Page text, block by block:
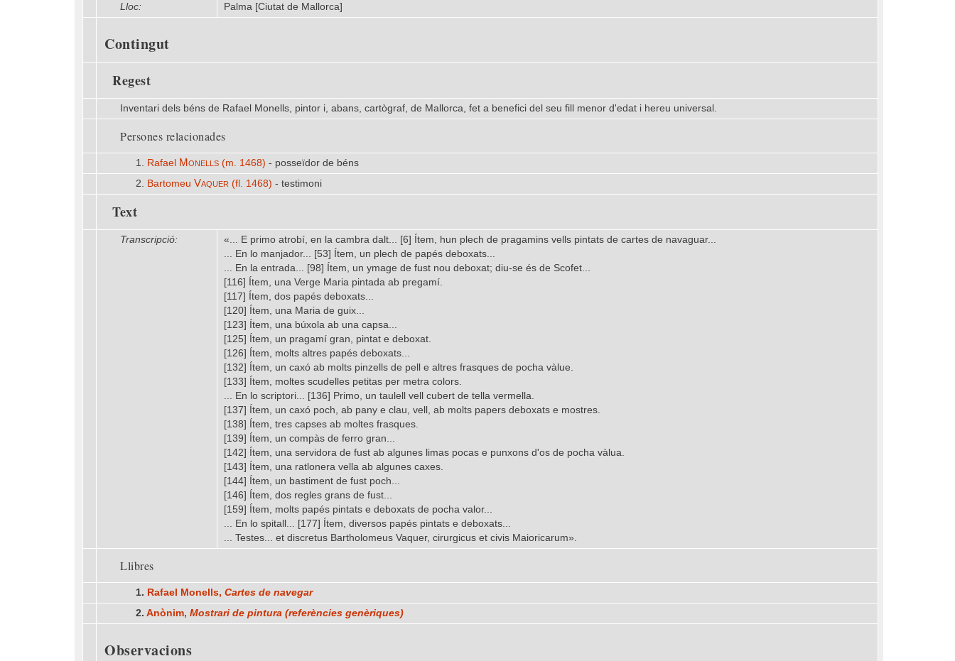
Lloc:
Palma [Ciutat de Mallorca]
Contingut
Regest
Inventari dels béns de Rafael Monells, pintor i, abans, cartògraf, de Mallorca, fet a benefici del seu fill menor d'edat i hereu universal.
Persones relacionades
1. Rafael Monells (m. 1468) - posseïdor de béns
2. Bartomeu Vaquer (fl. 1468) - testimoni
Text
Transcripció:
«... E primo atrobí, en la cambra dalt... [6] Ítem, hun plech de pragamins vells pintats de cartes de navaguar...
... En lo manjador... [53] Ítem, un plech de papés deboxats...
... En la entrada... [98] Ítem, un ymage de fust nou deboxat; diu-se és de Scofet...
[116] Ítem, una Verge Maria pintada ab pregamí.
[117] Ítem, dos papés deboxats...
[120] Ítem, una Maria de guix...
[123] Ítem, una búxola ab una capsa...
[125] Ítem, un pragamí gran, pintat e deboxat.
[126] Ítem, molts altres papés deboxats...
[132] Ítem, un caxó ab molts pinzells de pell e altres frasques de pocha vàlue.
[133] Ítem, moltes scudelles petitas per metra colors.
... En lo scriptori... [136] Primo, un taulell vell cubert de tella vermella.
[137] Ítem, un caxó poch, ab pany e clau, vell, ab molts papers deboxats e mostres.
[138] Ítem, tres capses ab moltes frasques.
[139] Ítem, un compàs de ferro gran...
[142] Ítem, una servidora de fust ab algunes limas pocas e punxons d'os de pocha vàlua.
[143] Ítem, una ratlonera vella ab algunes caxes.
[144] Ítem, un bastiment de fust poch...
[146] Ítem, dos regles grans de fust...
[159] Ítem, molts papés pintats e deboxats de pocha valor...
... En lo spitall... [177] Ítem, diversos papés pintats e deboxats...
... Testes... et discretus Bartholomeus Vaquer, cirurgicus et civis Maioricarum».
Llibres
1. Rafael Monells, Cartes de navegar
2. Anònim, Mostrari de pintura (referències genèriques)
Observacions